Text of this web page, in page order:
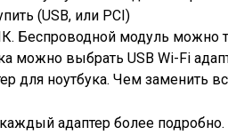
(USB, или PCI)
Беспроводной модуль можно
можно выбрать USB Wi-Fi
для ноутбука. Чем заменить
адаптер более подробно.